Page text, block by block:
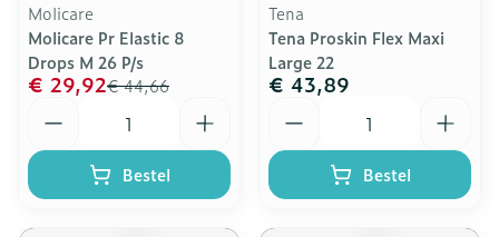
Molicare
Molicare Pr Elastic 8
Drops M 26 P/s
€ 44,66
€ 29,92
Bestel
Tena
Tena Proskin Flex Maxi
Large 22
€ 43,89
Bestel